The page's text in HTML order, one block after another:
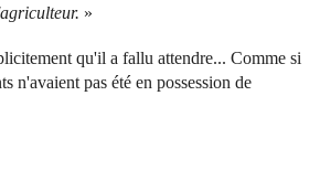
»
qu'il a fallu attendre... Comme si
n'avaient pas été en possession de